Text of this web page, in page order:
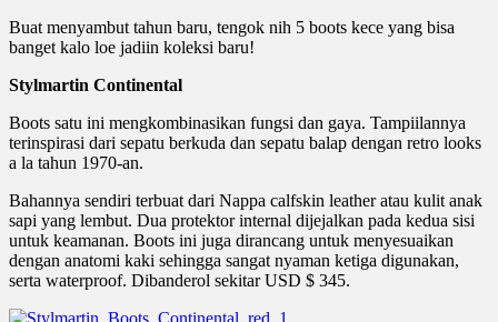
Buat menyambut tahun baru, tengok nih 5 boots kece yang bisa
banget kalo loe jadiin koleksi baru!
Stylmartin Continental
Boots satu ini mengkombinasikan fungsi dan gaya. Tampiilannya
terinspirasi dari sepatu berkuda dan sepatu balap dengan retro looks
a la tahun 1970-an.
Bahannya sendiri terbuat dari Nappa calfskin leather atau kulit anak
sapi yang lembut. Dua protektor internal dijejalkan pada kedua sisi
untuk keamanan. Boots ini juga dirancang untuk menyesuaikan
dengan anatomi kaki sehingga sangat nyaman ketiga digunakan,
serta waterproof. Dibanderol sekitar USD $ 345.